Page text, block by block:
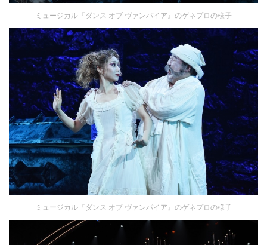
ミュージカル『ダンス オブ ヴァンパイア』のゲネプロの様子
ミュージカル『ダンス オブ ヴァンパイア』のゲネプロの様子